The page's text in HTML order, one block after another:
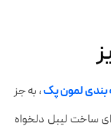
بندی لمون پک، به جز
ساخت لیبل دلخواه